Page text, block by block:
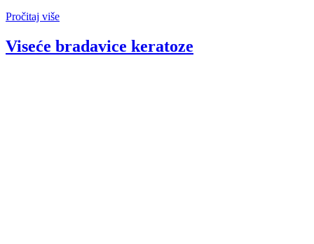
Pročitaj više
Viseće bradavice keratoze